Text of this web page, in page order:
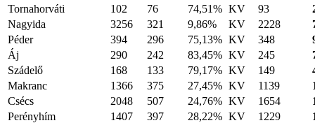
Tornahorváti
102 76 74,51% KV 93
Nagyida
3256 321 9,86% KV 2228
Péder
394 296 75,13% KV 348
Áj
290 242 83,45% KV 245
Szádelő
168 133 79,17% KV 149
Makranc
1366 375 27,45% KV 1139
Csécs
2048 507 24,76% KV 1654
Perényhím
1407 397 28,22% KV 1229